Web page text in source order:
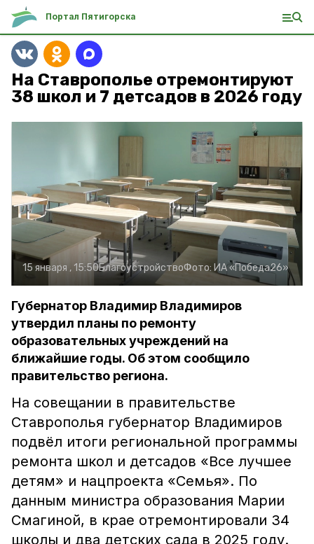
Портал Пятигорска
На Ставрополье отремонтируют
38 школ и 7 детсадов в 2026 году
15 января , 15:50БлагоустройствоФото: ИА «Победа26»
Губернатор Владимир Владимиров
утвердил планы по ремонту
образовательных учреждений на
ближайшие годы. Об этом сообщило
правительство региона.
На совещании в правительстве
Ставрополья губернатор Владимиров
подвёл итоги региональной программы
ремонта школ и детсадов «Все лучшее
детям» и нацпроекта «Семья». По
данным министра образования Марии
Смагиной, в крае отремонтировали 34
школы и два детских сада в 2025 году.